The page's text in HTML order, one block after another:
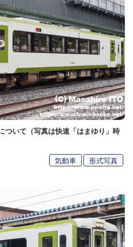
ついて（写真は快速「はまゆり」時
気動車 形式写真